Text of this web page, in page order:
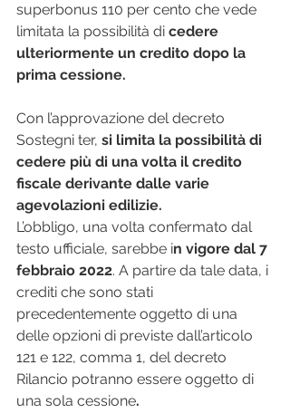
superbonus 110 per cento che vede
limitata la possibilità di cedere
ulteriormente un credito dopo la
prima cessione.
Con l’approvazione del decreto
Sostegni ter, si limita la possibilità di
cedere più di una volta il credito
fiscale derivante dalle varie
agevolazioni edilizie.
L’obbligo, una volta confermato dal
testo ufficiale, sarebbe in vigore dal 7
febbraio 2022. A partire da tale data, i
crediti che sono stati
precedentemente oggetto di una
delle opzioni di previste dall’articolo
121 e 122, comma 1, del decreto
Rilancio potranno essere oggetto di
una sola cessione.